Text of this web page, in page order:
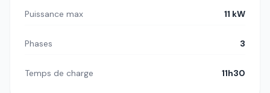
Puissance max 11 kW
Phases 3
Temps de charge 11h30